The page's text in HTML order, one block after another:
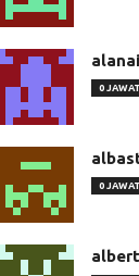
0
0